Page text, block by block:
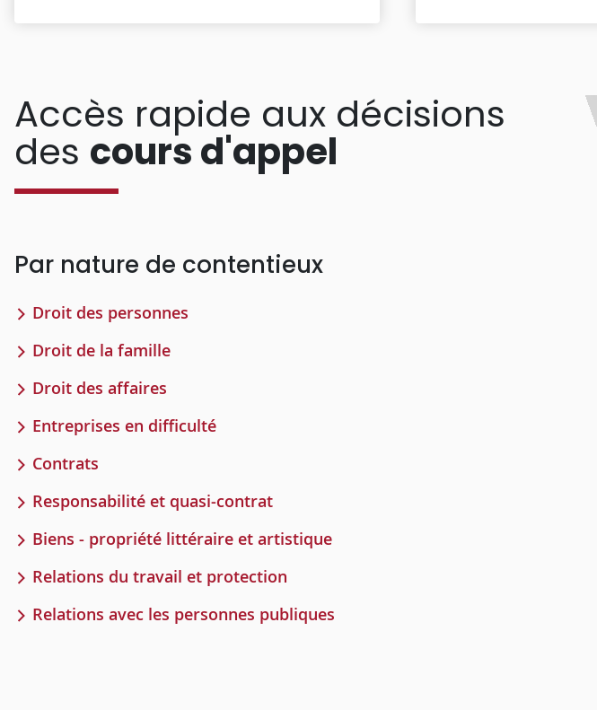
Accès rapide aux décisions
des cours d'appel
Par nature de contentieux
Droit des personnes
Droit de la famille
Droit des affaires
Entreprises en difficulté
Contrats
Responsabilité et quasi-contrat
Biens - propriété littéraire et artistique
Relations du travail et protection
Relations avec les personnes publiques